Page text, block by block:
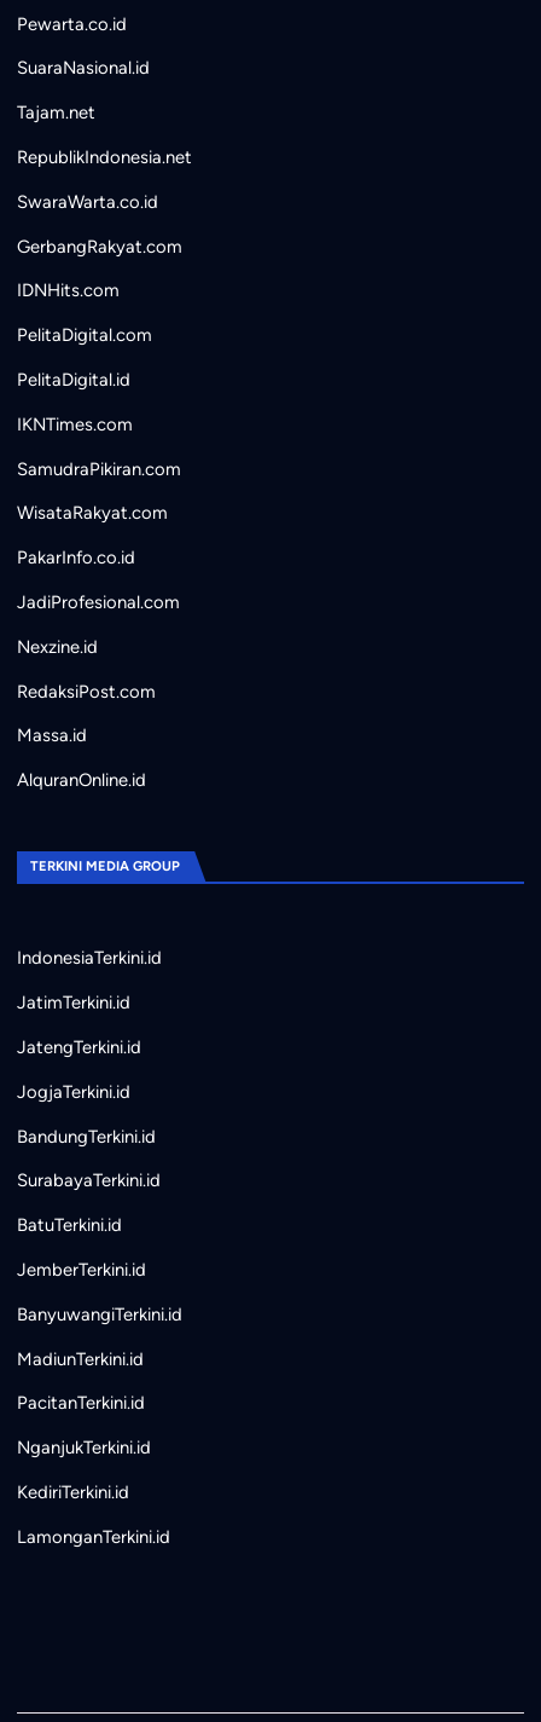
Pewarta.co.id
SuaraNasional.id
Tajam.net
RepublikIndonesia.net
SwaraWarta.co.id
GerbangRakyat.com
IDNHits.com
PelitaDigital.com
PelitaDigital.id
IKNTimes.com
SamudraPikiran.com
WisataRakyat.com
PakarInfo.co.id
JadiProfesional.com
Nexzine.id
RedaksiPost.com
Massa.id
AlquranOnline.id
TERKINI MEDIA GROUP
IndonesiaTerkini.id
JatimTerkini.id
JatengTerkini.id
JogjaTerkini.id
BandungTerkini.id
SurabayaTerkini.id
BatuTerkini.id
JemberTerkini.id
BanyuwangiTerkini.id
MadiunTerkini.id
PacitanTerkini.id
NganjukTerkini.id
KediriTerkini.id
LamonganTerkini.id